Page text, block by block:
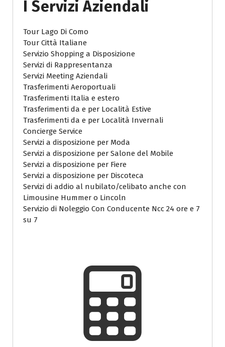
I Servizi Aziendali
Tour Lago Di Como
Tour Città Italiane
Servizio Shopping a Disposizione
Servizi di Rappresentanza
Servizi Meeting Aziendali
Trasferimenti Aeroportuali
Trasferimenti Italia e estero
Trasferimenti da e per Località Estive
Trasferimenti da e per Località Invernali
Concierge Service
Servizi a disposizione per Moda
Servizi a disposizione per Salone del Mobile
Servizi a disposizione per Fiere
Servizi a disposizione per Discoteca
Servizi di addio al nubilato/celibato anche con
Limousine Hummer o Lincoln
Servizio di Noleggio Con Conducente Ncc 24 ore e 7
su 7